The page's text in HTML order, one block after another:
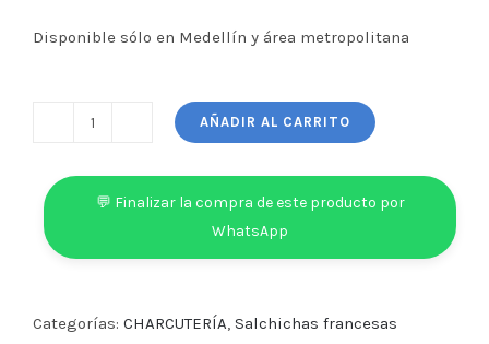
Disponible sólo en Medellín y área metropolitana
cantidad
AÑADIR AL CARRITO
💬 Finalizar la compra de este producto por
WhatsApp
Categorías: CHARCUTERÍA, Salchichas francesas